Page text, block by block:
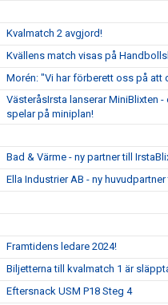
Kvalmatch 2 avgjord!
Kvällens match visas på
Morén: "Vi har förberett oss på att
VästeråsIrsta lanserar MiniBlixten
spelar på miniplan!
Bad & Värme - ny partner till
Ella Industrier AB - ny
Framtidens ledare 2024!
Biljetterna till kvalmatch 1 är
Eftersnack USM P18 Steg 4